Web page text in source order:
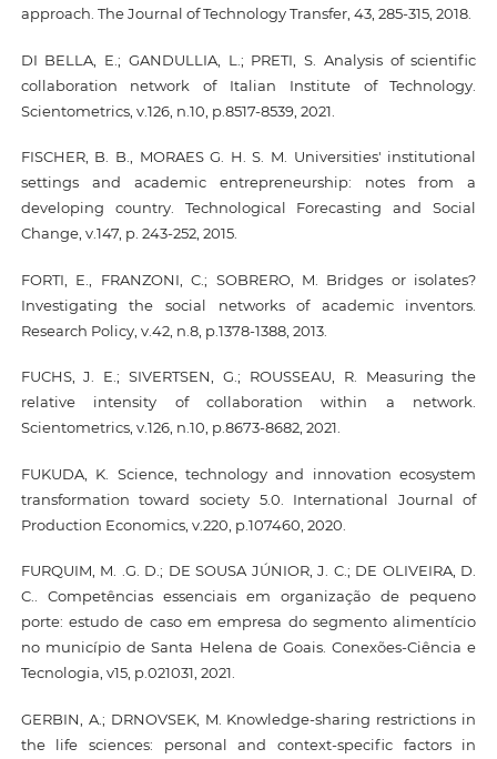
approach. The Journal of Technology Transfer, 43, 285-315, 2018.
DI BELLA, E.; GANDULLIA, L.; PRETI, S. Analysis of scientific
collaboration network of Italian Institute of Technology.
Scientometrics, v.126, n.10, p.8517-8539, 2021.
FISCHER, B. B., MORAES G. H. S. M. Universities' institutional
settings and academic entrepreneurship: notes from a
developing country. Technological Forecasting and Social
Change, v.147, p. 243-252, 2015.
FORTI, E., FRANZONI, C.; SOBRERO, M. Bridges or isolates?
Investigating the social networks of academic inventors.
Research Policy, v.42, n.8, p.1378-1388, 2013.
FUCHS, J. E.; SIVERTSEN, G.; ROUSSEAU, R. Measuring the
relative intensity of collaboration within a network.
Scientometrics, v.126, n.10, p.8673-8682, 2021.
FUKUDA, K. Science, technology and innovation ecosystem
transformation toward society 5.0. International Journal of
Production Economics, v.220, p.107460, 2020.
FURQUIM, M. .G. D.; DE SOUSA JÚNIOR, J. C.; DE OLIVEIRA, D.
C.. Competências essenciais em organização de pequeno
porte: estudo de caso em empresa do segmento alimentício
no município de Santa Helena de Goais. Conexões-Ciência e
Tecnologia, v15, p.021031, 2021.
GERBIN, A.; DRNOVSEK, M. Knowledge-sharing restrictions in
the life sciences: personal and context-specific factors in